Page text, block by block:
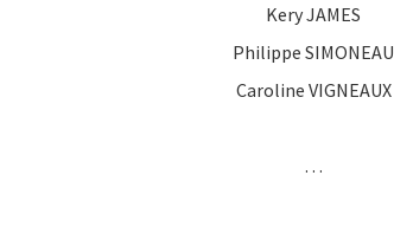
Kery JAMES
Philippe SIMONEAU
Caroline VIGNEAUX
…